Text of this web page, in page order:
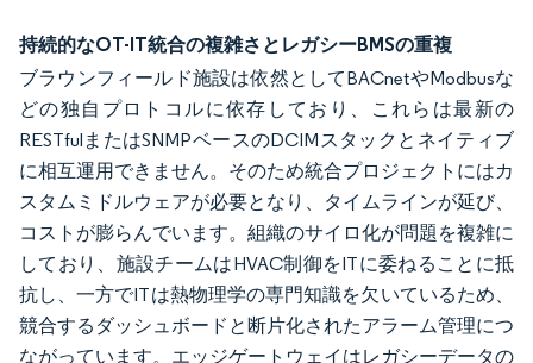
持続的なOT-IT統合の複雑さとレガシーBMSの重複
ブラウンフィールド施設は依然としてBACnetやModbusな
どの独自プロトコルに依存しており、これらは最新の
RESTfulまたはSNMPベースのDCIMスタックとネイティブ
に相互運用できません。そのため統合プロジェクトにはカ
スタムミドルウェアが必要となり、タイムラインが延び、
コストが膨らんでいます。組織のサイロ化が問題を複雑に
しており、施設チームはHVAC制御をITに委ねることに抵
抗し、一方でITは熱物理学の専門知識を欠いているため、
競合するダッシュボードと断片化されたアラーム管理につ
ながっています。エッジゲートウェイはレガシーデータの